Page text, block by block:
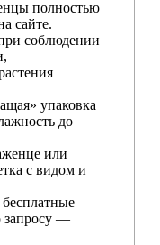
полностью
сайте.
соблюдении
упаковка
до
или
с видом и
запросу —